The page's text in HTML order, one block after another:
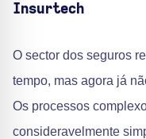
Insurtech
O sector dos seguros
tempo, mas agora já
Os processos
consideravelmente